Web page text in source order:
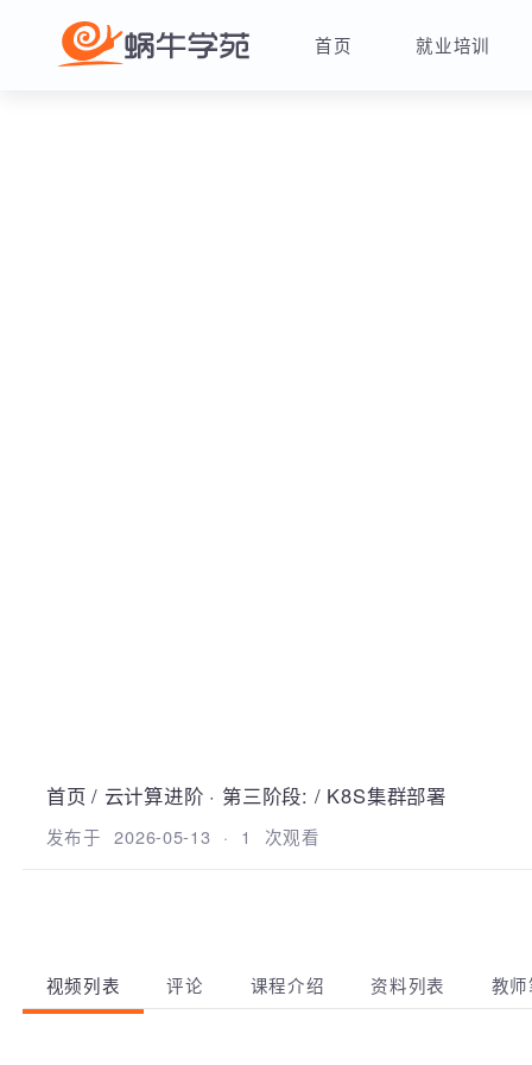
首页 就业培训
首页 第三阶段:
发布于 2026-05-13 · 1 次观看
视频列表 评论 课程介绍 资料列表 教